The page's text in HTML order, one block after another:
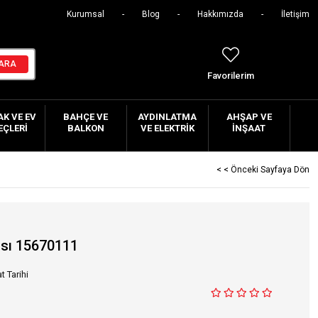
Kurumsal Blog Hakkımızda İletişim
Favorilerim
VE EV
BAHÇE VE
BALKON
AYDINLATMA
VE ELEKTRIK
AHŞAP VE
İNŞAAT
< < Önceki Sayfaya Dön
15670111
Tarihi